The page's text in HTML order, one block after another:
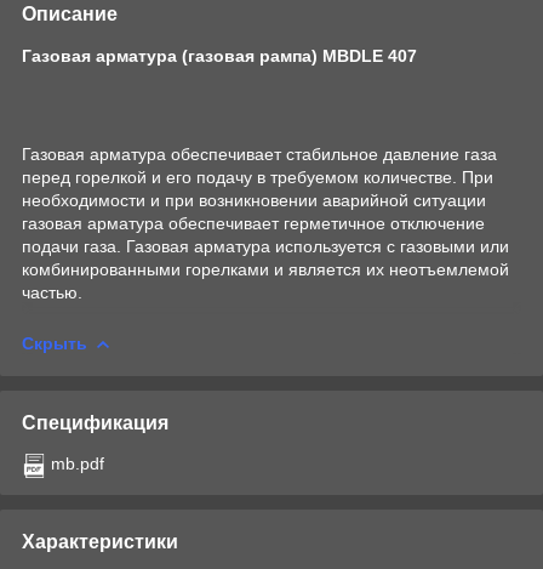
Описание
Газовая арматура (газовая рампа) MBDLE 407
Газовая арматура обеспечивает стабильное давление газа
перед горелкой и его подачу в требуемом количестве. При
необходимости и при возникновении аварийной ситуации
газовая арматура обеспечивает герметичное отключение
подачи газа. Газовая арматура используется с газовыми или
комбинированными горелками и является их неотъемлемой
частью.
Скрыть
Спецификация
mb.pdf
Характеристики